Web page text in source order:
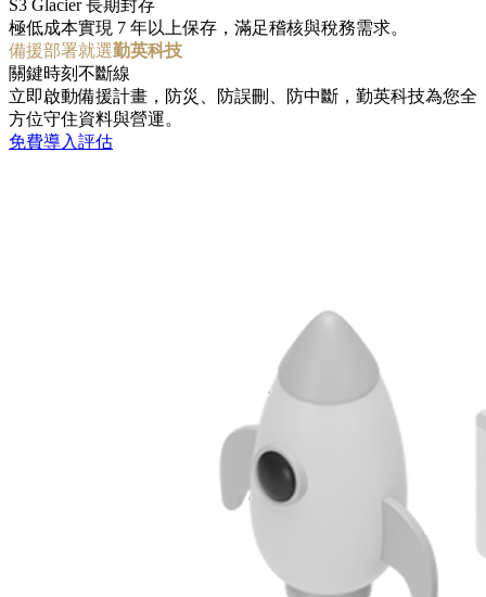
S3 Glacier 長期封存
極低成本實現 7 年以上保存，滿足稽核與稅務需求。
備援部署就選勤英科技
關鍵時刻不斷線
立即啟動備援計畫，防災、防誤刪、防中斷，勤英科技為您全
方位守住資料與營運。
免費導入評估